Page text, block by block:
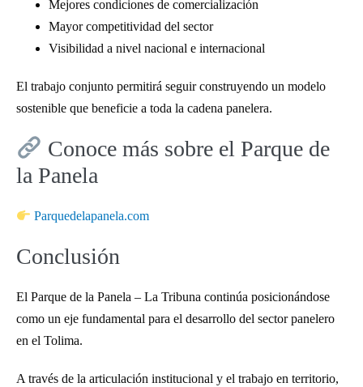
Mejores condiciones de comercialización
Mayor competitividad del sector
Visibilidad a nivel nacional e internacional
El trabajo conjunto permitirá seguir construyendo un modelo
sostenible que beneficie a toda la cadena panelera.
Conoce más sobre el Parque de
la Panela
Parquedelapanela.com
Conclusión
El Parque de la Panela – La Tribuna continúa posicionándose
como un eje fundamental para el desarrollo del sector panelero
en el Tolima.
A través de la articulación institucional y el trabajo en territorio,